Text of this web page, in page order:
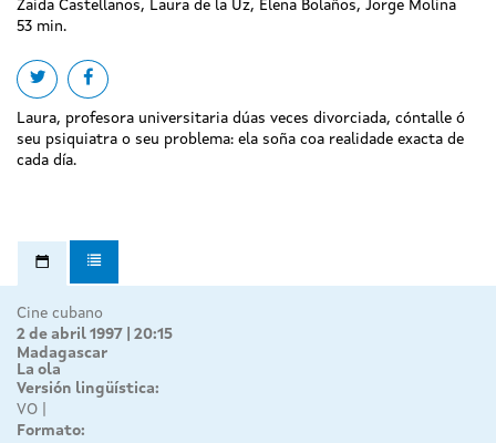
Zaida Castellanos, Laura de la Uz, Elena Bolaños, Jorge Molina
53 min.
Share on twitter
Share on facebook
Laura, profesora universitaria dúas veces divorciada, cóntalle ó
seu psiquiatra o seu problema: ela soña coa realidade exacta de
cada día.
Cine cubano
2 de abril 1997 | 20:15
Madagascar
La ola
Versión lingüística:
VO
Formato: